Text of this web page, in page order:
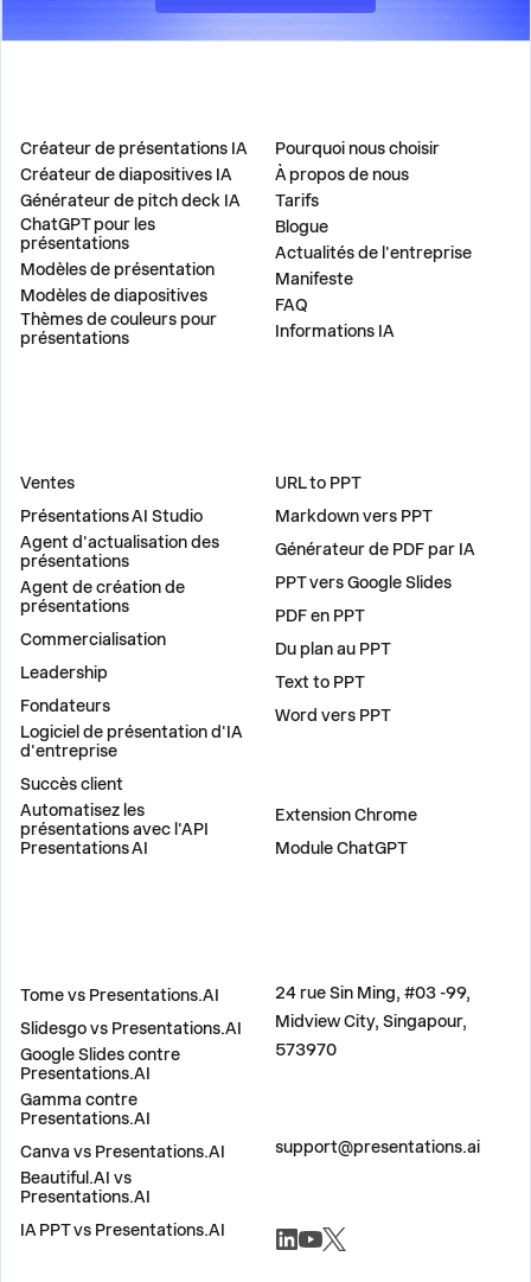
Créateur de présentations IA
Créateur de diapositives IA
Générateur de pitch deck IA
ChatGPT pour les
présentations
Modèles de présentation
Modèles de diapositives
Thèmes de couleurs pour
présentations
Pourquoi nous choisir
À propos de nous
Tarifs
Blogue
Actualités de l'entreprise
Manifeste
FAQ
Informations IA
Ventes
Présentations AI Studio
Agent d'actualisation des
présentations
Agent de création de
présentations
Commercialisation
Leadership
Fondateurs
Logiciel de présentation d'IA
d'entreprise
Succès client
Automatisez les
présentations avec l'API
Presentations AI
URL to PPT
Markdown vers PPT
Générateur de PDF par IA
PPT vers Google Slides
PDF en PPT
Du plan au PPT
Text to PPT
Word vers PPT
Extension Chrome
Module ChatGPT
Tome vs Presentations.AI
Slidesgo vs Presentations.AI
Google Slides contre
Presentations.AI
Gamma contre
Presentations.AI
Canva vs Presentations.AI
Beautiful.AI vs
Presentations.AI
IA PPT vs Presentations.AI
24 rue Sin Ming, #03 -99,
Midview City, Singapour,
573970
support@presentations.ai